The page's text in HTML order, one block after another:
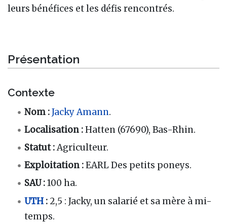
leurs bénéfices et les défis rencontrés.
Présentation
Contexte
Nom :Jacky Amann.
Localisation :Hatten (67690), Bas-Rhin.
Statut :Agriculteur.
Exploitation :EARL Des petits poneys.
SAU :100 ha.
UTH : 2,5 : Jacky, un salarié et sa mère à mi-
temps.